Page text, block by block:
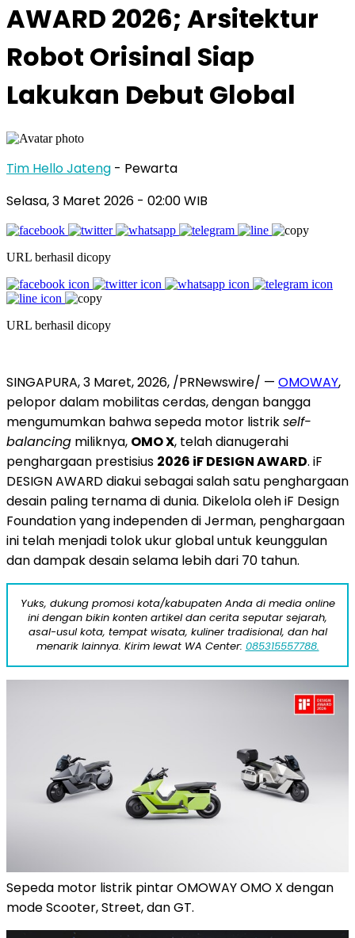
AWARD 2026; Arsitektur
Robot Orisinal Siap
Lakukan Debut Global
Tim Hello Jateng - Pewarta
Selasa, 3 Maret 2026 - 02:00 WIB
URL berhasil dicopy
URL berhasil dicopy
SINGAPURA, 3 Maret, 2026, /PRNewswire/ — OMOWAY,
pelopor dalam mobilitas cerdas, dengan bangga
mengumumkan bahwa sepeda motor listrikself-
balancing miliknya, OMO X, telah dianugerahi
penghargaan prestisius 2026 iF DESIGN AWARD. iF
DESIGN AWARD diakui sebagai salah satu penghargaan
desain paling ternama di dunia. Dikelola oleh iF Design
Foundation yang independen di Jerman, penghargaan
ini telah menjadi tolok ukur global untuk keunggulan
dan dampak desain selama lebih dari 70 tahun.
Yuks, dukung promosi kota/kabupaten Anda di media online
ini dengan bikin konten artikel dan cerita seputar sejarah,
asal-usul kota, tempat wisata, kuliner tradisional, dan hal
menarik lainnya. Kirim lewat WA Center: 085315557788.
Sepeda motor listrik pintar OMOWAY OMO X dengan
mode Scooter, Street, dan GT.